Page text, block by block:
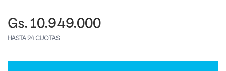
Gs. 10.949.000
HASTA 24 CUOTAS